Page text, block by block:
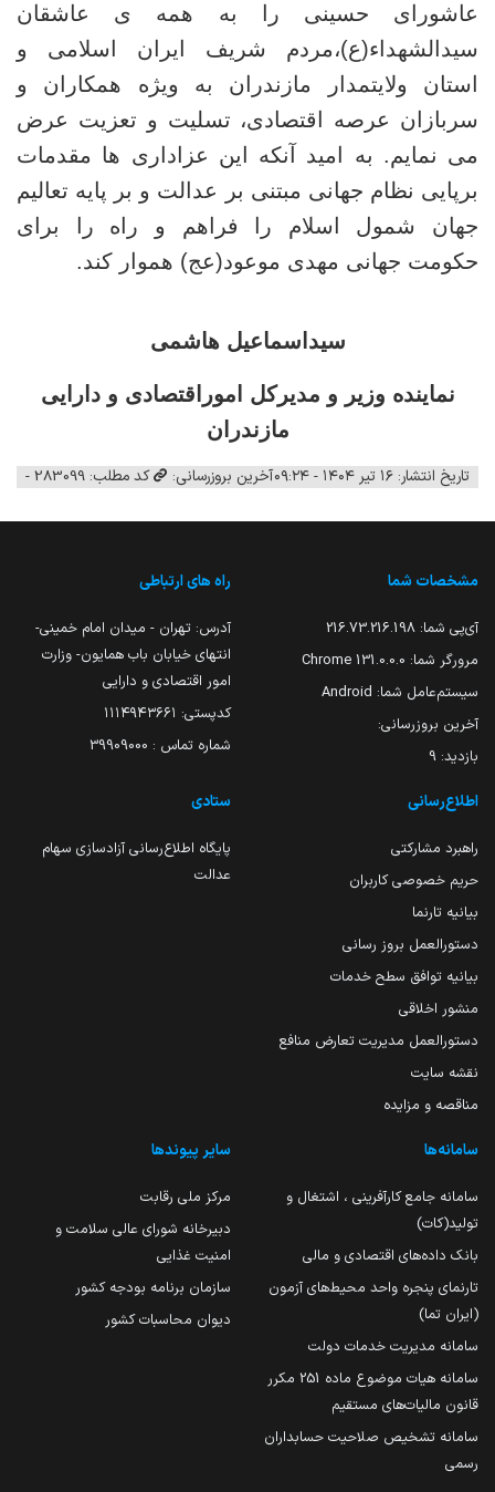
عاشورای حسینی را به همه ی عاشقان
سیدالشهداء(ع)،مردم شریف ایران اسلامی و
استان ولایتمدار مازندران به ویژه همکاران و
سربازان عرصه اقتصادی، تسلیت و تعزیت عرض
می نمایم. به امید آنکه این عزاداری ها مقدمات
برپایی نظام جهانی مبتنی بر عدالت و بر پایه تعالیم
جهان شمول اسلام را فراهم و راه را برای
حکومت جهانی مهدی موعود(عج) هموار کند.
سیداسماعیل هاشمی
نماینده وزیر و مدیرکل اموراقتصادی و دارایی
مازندران
تاریخ انتشار: ۱۶ تیر ۱۴۰۴ - ۰۹:۲۴ آخرین بروزرسانی: کد مطلب: 283099 -
مشخصات شما
آی‌پی شما: 216.73.216.198
مرورگر شما: 131.0.0.0 Chrome
سیستم‌عامل شما: Android
آخرین بروزرسانی:
بازدید: 9
راه های ارتباطی
آدرس: تهران - میدان امام خمینی-
انتهای خیابان باب همایون- وزارت
امور اقتصادی و دارایی
کدپستی: ۱۱۱۴۹۴۳۶۶۱
شماره تماس : 39909000
اطلاع‌رسانی
راهبرد مشارکتی
حریم خصوصی کاربران
بیانیه تارنما
دستورالعمل بروز رسانی
بیانیه توافق سطح خدمات
منشور اخلاقی
دستورالعمل مدیریت تعارض منافع
نقشه سایت
مناقصه و مزایده
ستادی
پایگاه اطلاع‌رسانی آزادسازی سهام
عدالت
سامانه‌ها
سامانه جامع کارآفرینی ، اشتغال و
تولید(کات)
بانک داده‌های اقتصادی و مالی
تارنمای پنجره واحد محیط‌های آزمون
(ایران تما)
سامانه مدیریت خدمات دولت
سامانه هیات موضوع ماده 251 مکرر
قانون مالیات‌های مستقیم
سامانه تشخیص صلاحیت حسابداران
رسمی
سایر پیوندها
مرکز ملی رقابت
دبیرخانه شورای عالی سلامت و
امنیت غذایی
سازمان برنامه بودجه کشور
دیوان محاسبات کشور